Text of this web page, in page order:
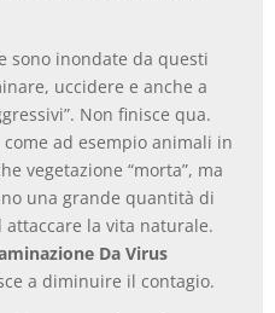
sono inondate da questi
uccidere e anche a
Non finisce qua.
ad esempio animali in
vegetazione “morta”, ma
una grande quantità di
la vita naturale.
Da Virus
a diminuire il contagio.